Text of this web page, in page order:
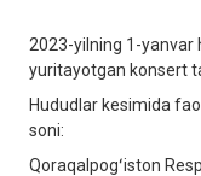
2023-yilning 1-
yuritayotgan konsert
Hududlar kesimida
soni:
Qoraqalpogʻiston